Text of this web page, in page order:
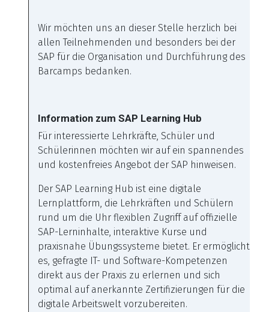
Wir möchten uns an dieser Stelle herzlich bei
allen Teilnehmenden und besonders bei der
SAP für die Organisation und Durchführung des
Barcamps bedanken.
Information zum SAP Learning Hub
Für interessierte Lehrkräfte, Schüler und
Schülerinnen möchten wir auf ein spannendes
und kostenfreies Angebot der SAP hinweisen.
Der SAP Learning Hub ist eine digitale
Lernplattform, die Lehrkräften und Schülern
rund um die Uhr flexiblen Zugriff auf offizielle
SAP-Lerninhalte, interaktive Kurse und
praxisnahe Übungssysteme bietet. Er ermöglicht
es, gefragte IT- und Software-Kompetenzen
direkt aus der Praxis zu erlernen und sich
optimal auf anerkannte Zertifizierungen für die
digitale Arbeitswelt vorzubereiten.